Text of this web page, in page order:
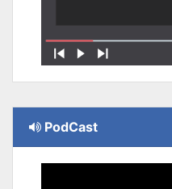
PodCast